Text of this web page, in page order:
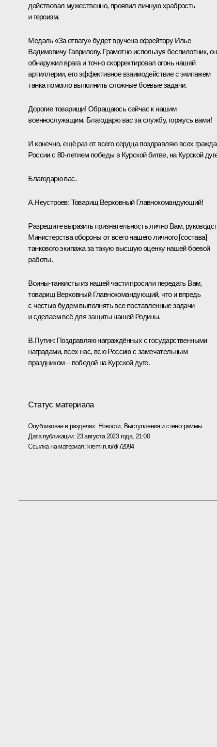
действовал мужественно, проявил личную храбрость
и героизм.
Медаль «За отвагу» будет вручена ефрейтору Илье
Вадимовичу Гаврилову. Грамотно используя беспилотник, он
обнаружил врага и точно скорректировал огонь нашей
артиллерии, его эффективное взаимодействие с экипажем
танка помогло выполнить сложные боевые задачи.
Дорогие товарищи! Обращаюсь сейчас к нашим
военнослужащим. Благодарю вас за службу, горжусь вами!
И конечно, ещё раз от всего сердца поздравляю всех
России с 80-летием победы в Курской битве, на Курской
Благодарю вас.
А.Неустроев: Товарищ Верховный Главнокомандующий!
Разрешите выразить признательность лично Вам,
Министерства обороны от всего нашего личного [состава]
танкового экипажа за такую высшую оценку нашей боевой
работы.
Воины-танкисты из нашей части просили передать Вам,
товарищ Верховный Главнокомандующий, что и впредь
с честью будем выполнять все поставленные задачи
и сделаем всё для защиты нашей Родины.
В.Путин: Поздравляю награждённых с государственными
наградами, всех нас, всю Россию с замечательным
праздником – победой на Курской дуге.
Статус материала
Опубликован в разделах: Новости, Выступления и стенограммы
Дата публикации: 23 августа 2023 года, 21:00
Ссылка на материал: kremlin.ru/d/72094